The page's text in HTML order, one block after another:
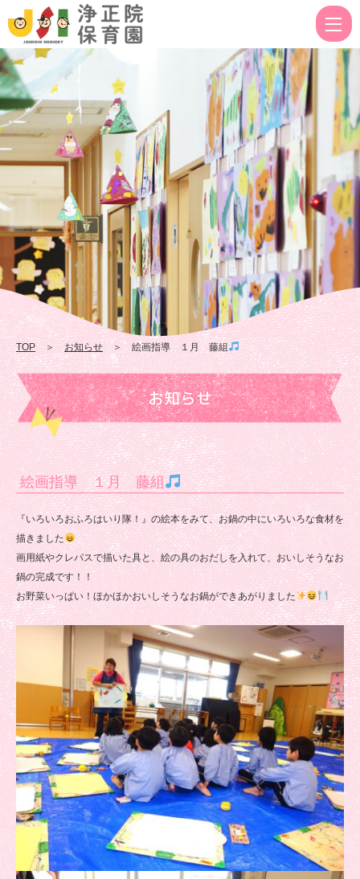
指
導
１
月
藤
組
|
浄
正
院
保
育
園
TOP ＞お知らせ ＞ 絵画指導 １月 藤組
お知らせ
絵画指導 １月 藤組
『いろいろおふろはいり隊！』の絵本をみて、お鍋の中にいろいろな食材を
描きました
画用紙やクレパスで描いた具と、絵の具のおだしを入れて、おいしそうなお
鍋の完成です！！
お野菜いっぱい！ほかほかおいしそうなお鍋ができあがりました